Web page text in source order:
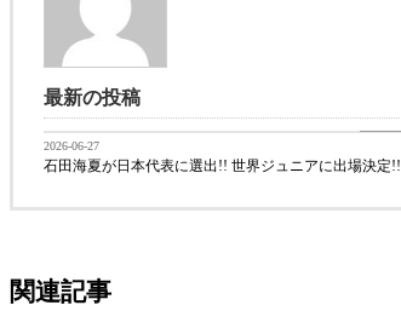
最新の投稿
2026-06-27
石田海夏が日本代表に選出!! 世界ジュニアに出場決定!!
関連記事